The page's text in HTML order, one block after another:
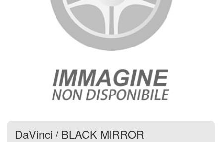
DaVinci / BLACK MIRROR